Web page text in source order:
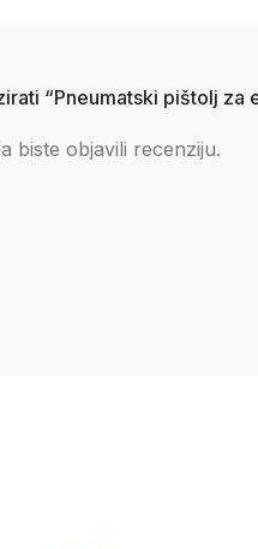
“Pneumatski pištolj
biste objavili recenziju.